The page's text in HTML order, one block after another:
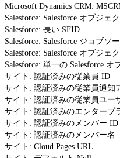
Microsoft Dynamics CRM:
Salesforce: Salesforce オブジェ
Salesforce: 長い SFID
Salesforce: Salesforce ジョブソ
Salesforce: Salesforce オブジェ
Salesforce: 単一の Salesforce
サイト: 認証済みの従業員 ID
サイト: 認証済みの従業員通知
サイト: 認証済みの従業員ユー
サイト: 認証済みのエンタープ
サイト: 認証済みのメンバー ID
サイト: 認証済みのメンバー名
サイト: Cloud Pages URL